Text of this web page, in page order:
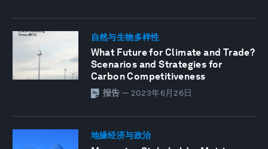
自然与生物多样性
What Future for Climate and Trade?
Scenarios and Strategies for
Carbon Competitiveness
报告 — 2023年6月26日
地缘经济与政治